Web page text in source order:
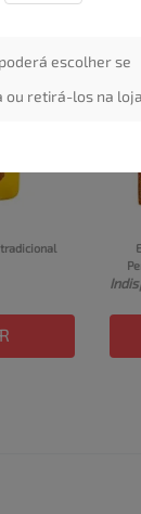
escolher se
ou retirá-los na